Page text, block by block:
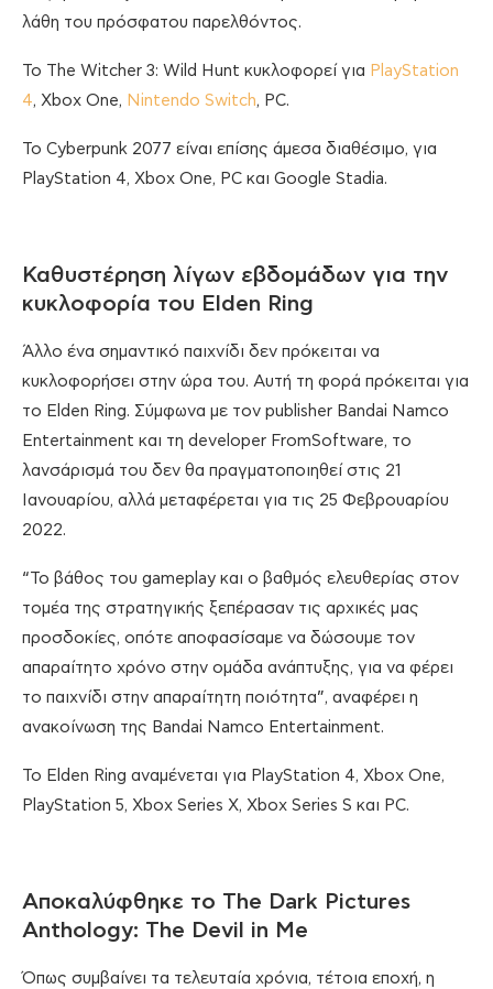
λάθη του πρόσφατου παρελθόντος.
Το The Witcher 3: Wild Hunt κυκλοφορεί για PlayStation
4, Xbox One, Nintendo Switch, PC.
To Cyberpunk 2077 είναι επίσης άμεσα διαθέσιμο, για
PlayStation 4, Xbox One, PC και Google Stadia.
Καθυστέρηση λίγων εβδομάδων για την
κυκλοφορία του Elden Ring
Άλλο ένα σημαντικό παιχνίδι δεν πρόκειται να
κυκλοφορήσει στην ώρα του. Αυτή τη φορά πρόκειται για
το Elden Ring. Σύμφωνα με τον publisher Bandai Namco
Entertainment και τη developer FromSoftware, το
λανσάρισμά του δεν θα πραγματοποιηθεί στις 21
Ιανουαρίου, αλλά μεταφέρεται για τις 25 Φεβρουαρίου
2022.
“Το βάθος του gameplay και ο βαθμός ελευθερίας στον
τομέα της στρατηγικής ξεπέρασαν τις αρχικές μας
προσδοκίες, οπότε αποφασίσαμε να δώσουμε τον
απαραίτητο χρόνο στην ομάδα ανάπτυξης, για να φέρει
το παιχνίδι στην απαραίτητη ποιότητα”, αναφέρει η
ανακοίνωση της Bandai Namco Entertainment.
Το Elden Ring αναμένεται για PlayStation 4, Xbox One,
PlayStation 5, Xbox Series X, Xbox Series S και PC.
Αποκαλύφθηκε το The Dark Pictures
Anthology: The Devil in Me
Όπως συμβαίνει τα τελευταία χρόνια, τέτοια εποχή, η